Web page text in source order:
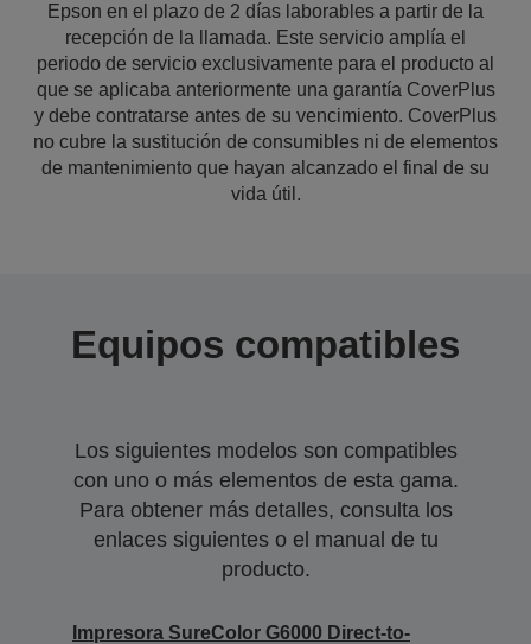
Epson en el plazo de 2 días laborables a partir de la
recepción de la llamada. Este servicio amplía el
periodo de servicio exclusivamente para el producto al
que se aplicaba anteriormente una garantía CoverPlus
y debe contratarse antes de su vencimiento. CoverPlus
no cubre la sustitución de consumibles ni de elementos
de mantenimiento que hayan alcanzado el final de su
vida útil.
Equipos compatibles
Los siguientes modelos son compatibles
con uno o más elementos de esta gama.
Para obtener más detalles, consulta los
enlaces siguientes o el manual de tu
producto.
Impresora SureColor G6000 Direct-to-